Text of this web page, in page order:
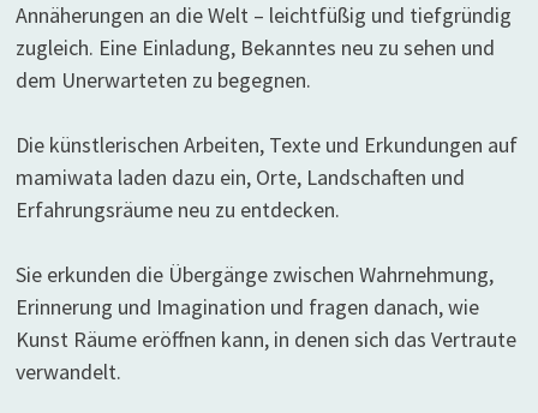
Annäherungen an die Welt – leichtfüßig und tiefgründig
zugleich. Eine Einladung, Bekanntes neu zu sehen und
dem Unerwarteten zu begegnen.
Die künstlerischen Arbeiten, Texte und Erkundungen auf
mamiwata laden dazu ein, Orte, Landschaften und
Erfahrungsräume neu zu entdecken.
Sie erkunden die Übergänge zwischen Wahrnehmung,
Erinnerung und Imagination und fragen danach, wie
Kunst Räume eröffnen kann, in denen sich das Vertraute
verwandelt.